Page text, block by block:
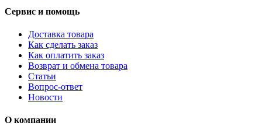
Сервис и помощь
Доставка товара
Как сделать заказ
Как оплатить заказ
Возврат и обмена товара
Статьи
Вопрос-ответ
Новости
О компании